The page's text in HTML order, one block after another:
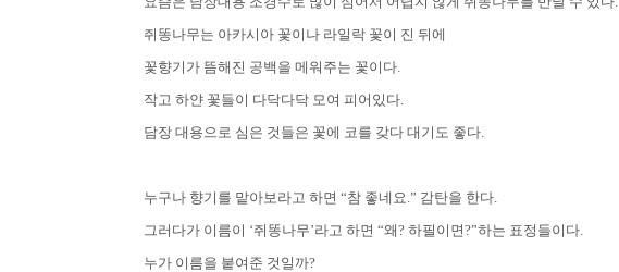
쥐똥나무는 아카시아 꽃이나 라일락 꽃이 진 뒤에
꽃향기가 뜸해진 공백을 메워주는 꽃이다.
작고 하얀 꽃들이 다닥다닥 모여 피어있다.
담장 대용으로 심은 것들은 꽃에 코를 갖다 대기도 좋다.
누구나 향기를 맡아보라고 하면 “참 좋네요.” 감탄을 한다.
그러다가 이름이 ‘쥐똥나무’라고 하면 “왜? 하필이면?”하는 표정들이다.
누가 이름을 붙여준 것일까?